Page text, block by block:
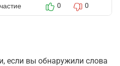
0 0
если вы обнаружили слова